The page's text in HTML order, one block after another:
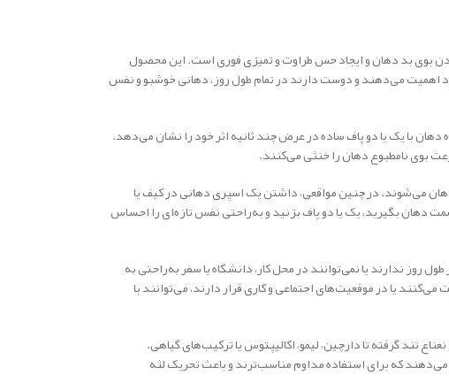
بوی بد دهان و ایجاد حس طراوت و تمیزی فوری است. این محصول
می‌دهند و دوست دارند در تمام طول روز، دهانی خوشبو و نفس
با یک یا دو پاف ساده در عرض چند ثانیه اثر خود را نشان می‌دهد.
بوی نامطبوع دهان را خنثی می‌کنند.
می‌شوند. در چنین مواقعی، داشتن یک اسپری دهانی در کیف یا
بگیرید، یک یا دو پاف بزنید و به‌راحتی نفس تازه‌ای را احساس
ندارند یا نمی‌توانند در محل کار، دانشگاه یا سفر به‌راحتی به
یا در موقعیت‌های اجتماعی و کاری قرار دارند، می‌توانند با
تند گرفته تا دارچین، لیمو، اکالیپتوس یا ترکیب‌های گیاهی.
که برای استفاده مداوم مناسب‌ترند و باعث تحریک لثه